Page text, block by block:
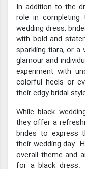
In addition to the
role in completing
wedding dress,
with bold and
sparkling tiara, or
glamour and
experiment with
colorful heels or
their edgy bridal
While black
they offer a
brides to express
their wedding day.
overall theme and
for a black dress.